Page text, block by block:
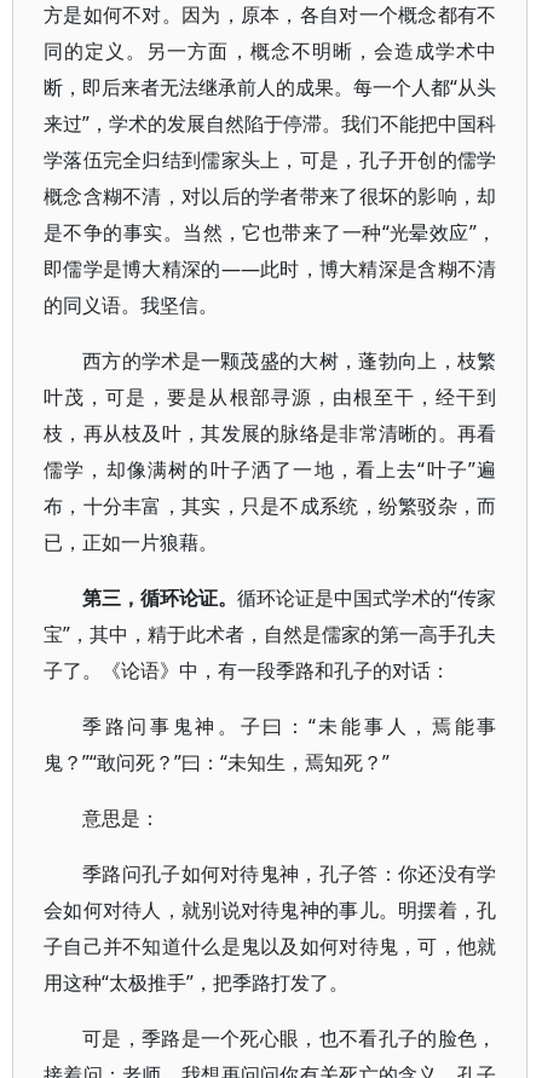
方是如何不对。因为，原本，各自对一个概念都有不
同的定义。另一方面，概念不明晰，会造成学术中
断，即后来者无法继承前人的成果。每一个人都“从头
来过”，学术的发展自然陷于停滞。我们不能把中国科
学落伍完全归结到儒家头上，可是，孔子开创的儒学
概念含糊不清，对以后的学者带来了很坏的影响，却
是不争的事实。当然，它也带来了一种“光晕效应”，
即儒学是博大精深的——此时，博大精深是含糊不清
的同义语。我坚信。
西方的学术是一颗茂盛的大树，蓬勃向上，枝繁
叶茂，可是，要是从根部寻源，由根至干，经干到
枝，再从枝及叶，其发展的脉络是非常清晰的。再看
儒学，却像满树的叶子洒了一地，看上去“叶子”遍
布，十分丰富，其实，只是不成系统，纷繁驳杂，而
已，正如一片狼藉。
第三，循环论证。循环论证是中国式学术的“传家
宝”，其中，精于此术者，自然是儒家的第一高手孔夫
子了。《论语》中，有一段季路和孔子的对话：
季路问事鬼神。子曰：“未能事人，焉能事
鬼？”“敢问死？”曰：“未知生，焉知死？”
意思是：
季路问孔子如何对待鬼神，孔子答：你还没有学
会如何对待人，就别说对待鬼神的事儿。明摆着，孔
子自己并不知道什么是鬼以及如何对待鬼，可，他就
用这种“太极推手”，把季路打发了。
可是，季路是一个死心眼，也不看孔子的脸色，